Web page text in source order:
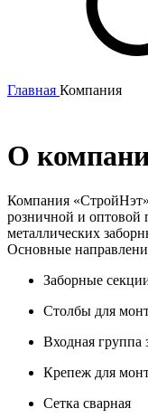
Главная Компания
О
Компания
розничной и оптовой
металлических
Основные
Заборные
Столбы для
Входная группа
Крепеж для
Сетка сварная